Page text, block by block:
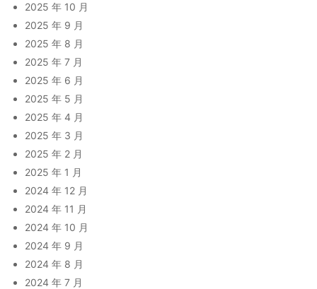
2025 年 10 月
2025 年 9 月
2025 年 8 月
2025 年 7 月
2025 年 6 月
2025 年 5 月
2025 年 4 月
2025 年 3 月
2025 年 2 月
2025 年 1 月
2024 年 12 月
2024 年 11 月
2024 年 10 月
2024 年 9 月
2024 年 8 月
2024 年 7 月